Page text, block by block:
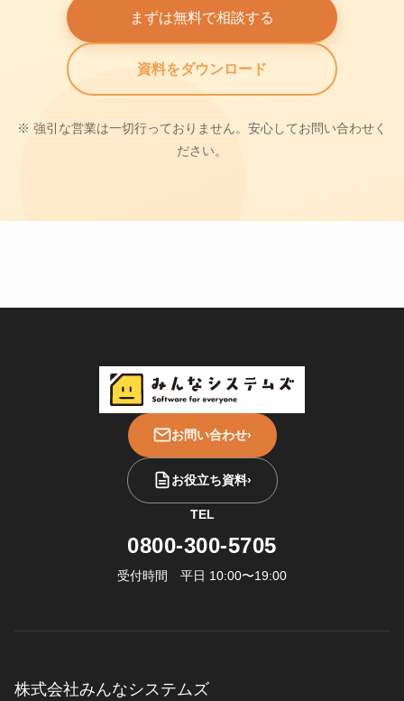
まずは無料で相談する
資料をダウンロード
※ 強引な営業は一切行っておりません。安心してお問い合わせく
ださい。
お問い合わせ›
お役立ち資料›
TEL
0800-300-5705
受付時間 平日 10:00〜19:00
株式会社みんなシステムズ